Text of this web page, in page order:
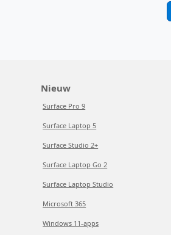
Nieuw
Surface Pro 9
Surface Laptop 5
Surface Studio 2+
Surface Laptop Go 2
Surface Laptop Studio
Microsoft 365
Windows 11-apps